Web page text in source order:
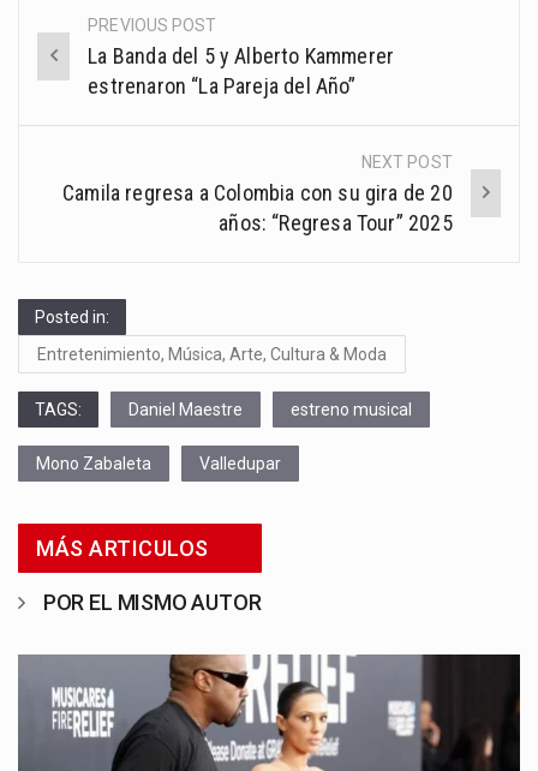
Post
navigation
PREVIOUS POST
La Banda del 5 y Alberto Kammerer
estrenaron “La Pareja del Año”
NEXT POST
Camila regresa a Colombia con su gira de 20
años: “Regresa Tour” 2025
Posted in:
Entretenimiento, Música, Arte, Cultura & Moda
TAGS: Daniel Maestre estreno musical
Mono Zabaleta Valledupar
MÁS ARTICULOS
POR EL MISMO AUTOR